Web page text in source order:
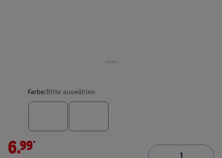
Farbe:Bitte auswählen
6.99*